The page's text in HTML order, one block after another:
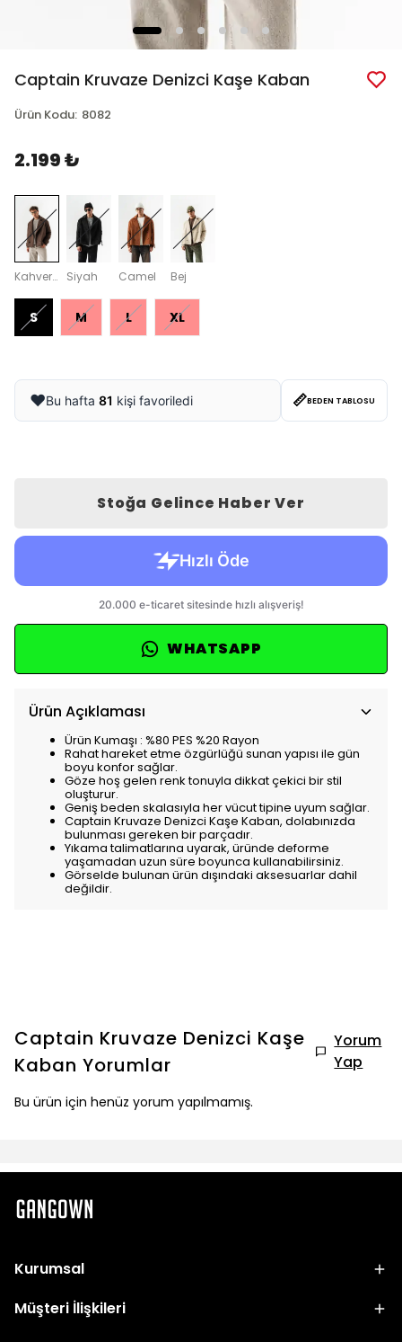
Captain Kruvaze Denizci Kaşe Kaban
Ürün Kodu: 8082
2.199 ₺
Kahverengi Siyah Camel Bej
S M L XL
❤️Bu hafta 81 kişi favoriledi 📏BEDEN TABLOSU
Stoğa Gelince Haber Ver
WHATSAPP
Ürün Açıklaması
Ürün Kumaşı : %80 PES %20 Rayon
Rahat hareket etme özgürlüğü sunan yapısı ile gün
boyu konfor sağlar.
Göze hoş gelen renk tonuyla dikkat çekici bir stil
oluşturur.
Geniş beden skalasıyla her vücut tipine uyum sağlar.
Captain Kruvaze Denizci Kaşe Kaban, dolabınızda
bulunması gereken bir parçadır.
Yıkama talimatlarına uyarak, üründe deforme
yaşamadan uzun süre boyunca kullanabilirsiniz.
Görselde bulunan ürün dışındaki aksesuarlar dahil
değildir.
Captain Kruvaze Denizci Kaşe
Kaban Yorumlar
Yorum
Yap
Bu ürün için henüz yorum yapılmamış.
Kurumsal
Müşteri İlişkileri